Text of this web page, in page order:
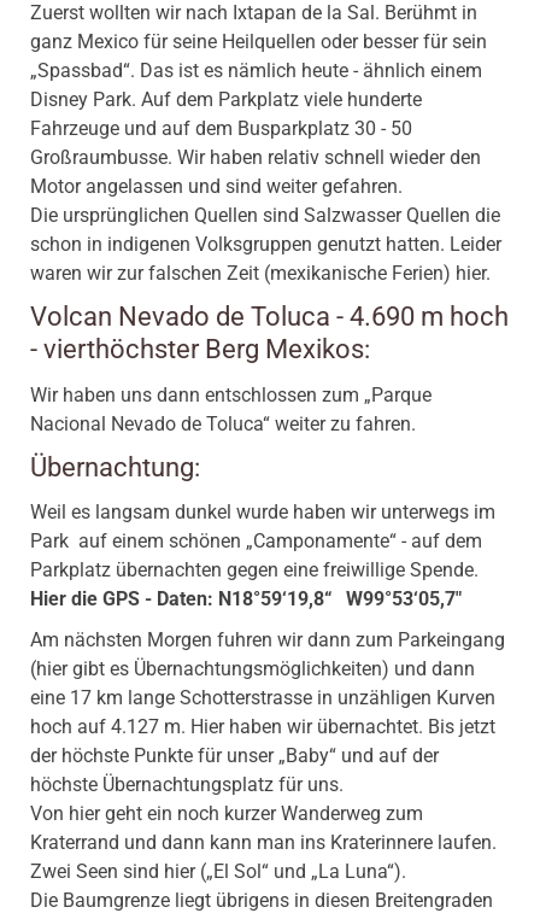
Zuerst wollten wir nach Ixtapan de la Sal. Berühmt in
ganz Mexico für seine Heilquellen oder besser für sein
„Spassbad“. Das ist es nämlich heute - ähnlich einem
Disney Park. Auf dem Parkplatz viele hunderte
Fahrzeuge und auf dem Busparkplatz 30 - 50
Großraumbusse. Wir haben relativ schnell wieder den
Motor angelassen und sind weiter gefahren.
Die ursprünglichen Quellen sind Salzwasser Quellen die
schon in indigenen Volksgruppen genutzt hatten. Leider
waren wir zur falschen Zeit (mexikanische Ferien) hier.
Volcan Nevado de Toluca - 4.690 m hoch
- vierthöchster Berg Mexikos:
Wir haben uns dann entschlossen zum „Parque
Nacional Nevado de Toluca“ weiter zu fahren.
Übernachtung:
Weil es langsam dunkel wurde haben wir unterwegs im
Park auf einem schönen „Camponamente“ - auf dem
Parkplatz übernachten gegen eine freiwillige Spende.
Hier die GPS - Daten: N18°59‘19,8“ W99°53‘05,7"
Am nächsten Morgen fuhren wir dann zum Parkeingang
(hier gibt es Übernachtungsmöglichkeiten) und dann
eine 17 km lange Schotterstrasse in unzähligen Kurven
hoch auf 4.127 m. Hier haben wir übernachtet. Bis jetzt
der höchste Punkte für unser „Baby“ und auf der
höchste Übernachtungsplatz für uns.
Von hier geht ein noch kurzer Wanderweg zum
Kraterrand und dann kann man ins Kraterinnere laufen.
Zwei Seen sind hier („El Sol“ und „La Luna“).
Die Baumgrenze liegt übrigens in diesen Breitengraden